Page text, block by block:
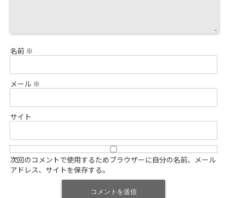
名前 ※
メール ※
サイト
次回のコメントで使用するためブラウザーに自分の名前、メール
アドレス、サイトを保存する。